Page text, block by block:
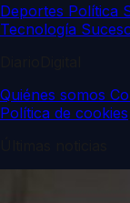
Deportes Política
Tecnología
Quiénes somos
Política de cookies